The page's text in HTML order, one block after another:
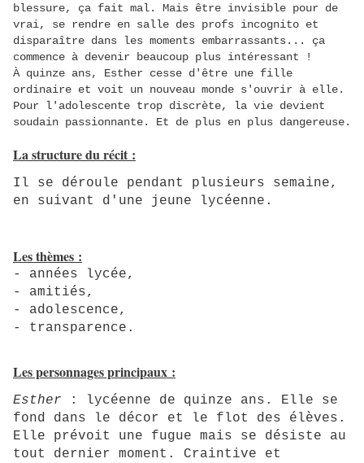
blessure, ça fait mal. Mais être invisible pour de
vrai, se rendre en salle des profs incognito et
disparaître dans les moments embarrassants... ça
commence à devenir beaucoup plus intéressant !
À quinze ans, Esther cesse d'être une fille
ordinaire et voit un nouveau monde s'ouvrir à elle.
Pour l'adolescente trop discrète, la vie devient
soudain passionnante. Et de plus en plus dangereuse.
La structure du récit :
Il se déroule pendant plusieurs semaine,
en suivant d'une jeune lycéenne.
Les thèmes :
- années lycée,
- amitiés,
- adolescence,
- transparence .
Les personnages principaux :
Esther : lycéenne de quinze ans . Elle se
fond dans le décor et le flot des élèves.
Elle prévoit une fugue mais se désiste au
tout dernier moment. Craintive et